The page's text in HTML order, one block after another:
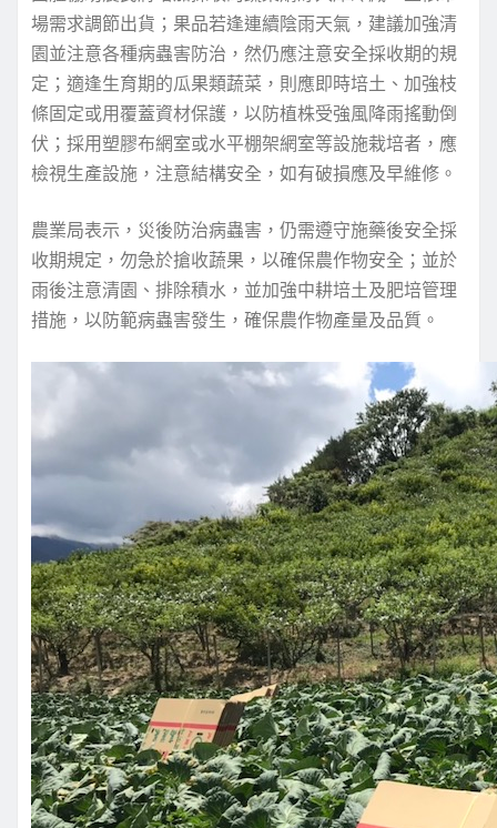
場需求調節出貨；果品若逢連續陰雨天氣，建議加強清
園並注意各種病蟲害防治，然仍應注意安全採收期的規
定；適逢生育期的瓜果類蔬菜，則應即時培土、加強枝
條固定或用覆蓋資材保護，以防植株受強風降雨搖動倒
伏；採用塑膠布網室或水平棚架網室等設施栽培者，應
檢視生產設施，注意結構安全，如有破損應及早維修。
農業局表示，災後防治病蟲害，仍需遵守施藥後安全採
收期規定，勿急於搶收蔬果，以確保農作物安全；並於
雨後注意清園、排除積水，並加強中耕培土及肥培管理
措施，以防範病蟲害發生，確保農作物產量及品質。